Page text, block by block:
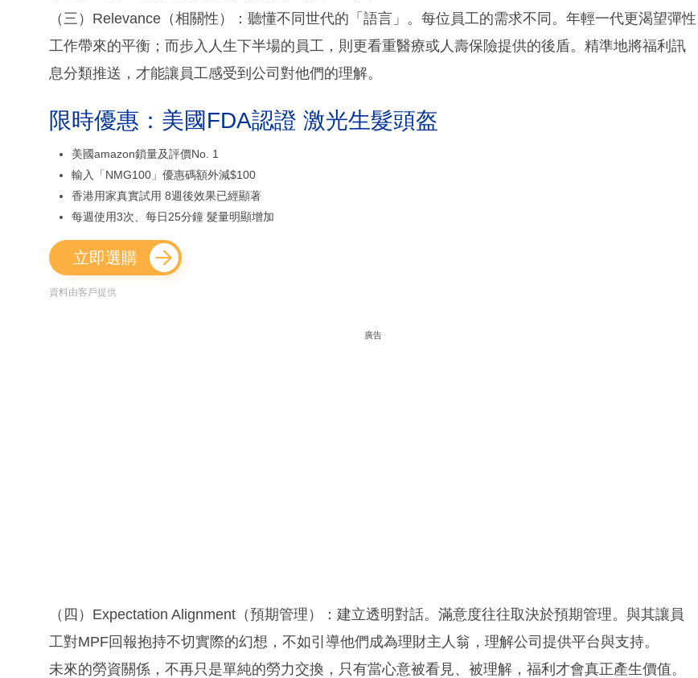
（三）Relevance（相關性）：聽懂不同世代的「語言」。每位員工的需求不同。年輕一代更渴望彈性
工作帶來的平衡；而步入人生下半場的員工，則更看重醫療或人壽保險提供的後盾。精準地將福利訊
息分類推送，才能讓員工感受到公司對他們的理解。
限時優惠：美國FDA認證 激光生髮頭盔
美國amazon鎖量及評價No. 1
輸入「NMG100」優惠碼額外減$100
香港用家真實試用 8週後效果已經顯著
每週使用3次、每日25分鐘 髮量明顯增加
立即選購
資料由客戶提供
廣告
（四）Expectation Alignment（預期管理）：建立透明對話。滿意度往往取決於預期管理。與其讓員
工對MPF回報抱持不切實際的幻想，不如引導他們成為理財主人翁，理解公司提供平台與支持。
未來的勞資關係，不再只是單純的勞力交換，只有當心意被看見、被理解，福利才會真正產生價值。